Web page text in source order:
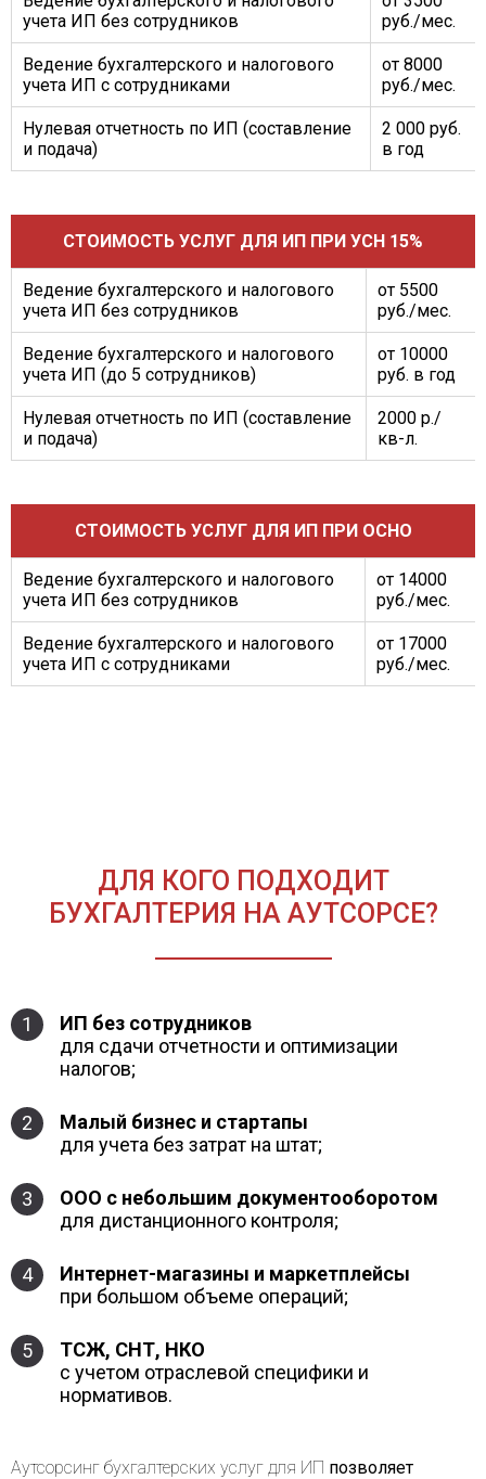
учета ИП без сотрудников
руб./мес.
Ведение бухгалтерского и налогового
учета ИП с сотрудниками
от 8000
руб./мес.
Нулевая отчетность по ИП (составление
и подача)
2 000 руб.
в год
СТОИМОСТЬ УСЛУГ ДЛЯ ИП ПРИ УСН 15%
Ведение бухгалтерского и налогового
учета ИП без сотрудников
от 5500
руб./мес.
Ведение бухгалтерского и налогового
учета ИП (до 5 сотрудников)
от 10000
руб. в год
Нулевая отчетность по ИП (составление
и подача)
2000 р./
кв-л.
СТОИМОСТЬ УСЛУГ ДЛЯ ИП ПРИ ОСНО
Ведение бухгалтерского и налогового
учета ИП без сотрудников
от 14000
руб./мес.
Ведение бухгалтерского и налогового
учета ИП с сотрудниками
от 17000
руб./мес.
ДЛЯ КОГО ПОДХОДИТ
БУХГАЛТЕРИЯ НА АУТСОРСЕ?
1
ИП без сотрудников
для сдачи отчетности и оптимизации
налогов;
2
Малый бизнес и стартапы
для учета без затрат на штат;
3
ООО с небольшим документооборотом
для дистанционного контроля;
4
Интернет-магазины и маркетплейсы
при большом объеме операций;
5
ТСЖ, СНТ, НКО
с учетом отраслевой специфики и
нормативов.
Аутсорсинг бухгалтерских услуг для ИП позволяет